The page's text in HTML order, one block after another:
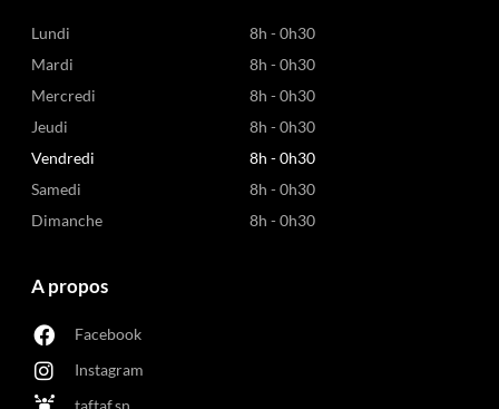
Lundi
8h - 0h30
Mardi
8h - 0h30
Mercredi
8h - 0h30
Jeudi
8h - 0h30
Vendredi
8h - 0h30
Samedi
8h - 0h30
Dimanche
8h - 0h30
A propos
Facebook
Instagram
taftaf.sn